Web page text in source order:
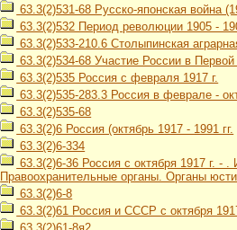
63.3(2)531-68 Русско-японская война
63.3(2)532 Период революции 1905 -
63.3(2)533-210.6 Столыпинская
63.3(2)534-68 Участие России в
63.3(2)535 Россия с февраля 1917 г.
63.3(2)535-283.3 Россия в феврале -
63.3(2)535-68
63.3(2)6 Россия (октябрь 1917 - 1991 гг.
63.3(2)6-334
63.3(2)6-36 Россия с октября 1917 г. -
Правоохранительные органы. Органы
63.3(2)6-8
63.3(2)61 Россия и СССР с октября